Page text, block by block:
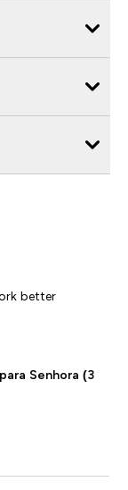
better
Senhora (3